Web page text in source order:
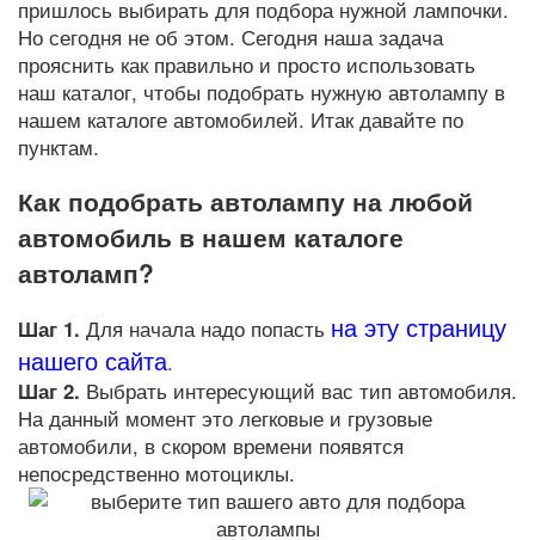
пришлось выбирать для подбора нужной лампочки.
Но сегодня не об этом. Сегодня наша задача
прояснить как правильно и просто использовать
наш каталог, чтобы подобрать нужную автолампу в
нашем каталоге автомобилей. Итак давайте по
пунктам.
Как подобрать автолампу на любой
автомобиль в нашем каталоге
автоламп?
Шаг 1. Для начала надо попасть на эту страницу
нашего сайта.
Шаг 2. Выбрать интересующий вас тип автомобиля.
На данный момент это легковые и грузовые
автомобили, в скором времени появятся
непосредственно мотоциклы.